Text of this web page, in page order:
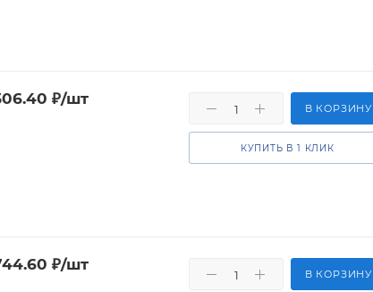
₽/шт
В КОРЗИНУ
КУПИТЬ В 1 КЛИК
₽/шт
В КОРЗИНУ